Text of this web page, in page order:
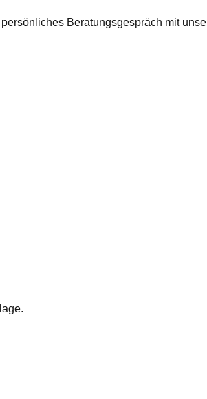
Beratungsgespräch mit